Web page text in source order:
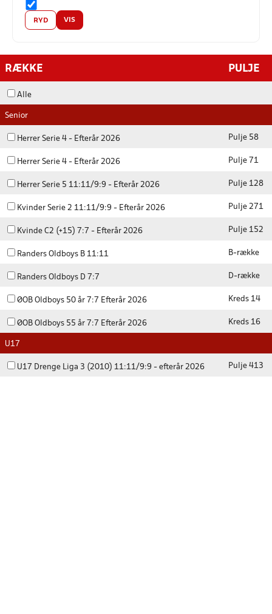
RYD VIS
RÆKKE PULJE
Alle
Senior
Herrer Serie 4 - Efterår 2026 Pulje 58
Herrer Serie 4 - Efterår 2026 Pulje 71
Herrer Serie 5 11:11/9:9 - Efterår 2026 Pulje 128
Kvinder Serie 2 11:11/9:9 - Efterår 2026 Pulje 271
Kvinde C2 (+15) 7:7 - Efterår 2026 Pulje 152
Randers Oldboys B 11:11 B-række
Randers Oldboys D 7:7 D-række
ØOB Oldboys 50 år 7:7 Efterår 2026 Kreds 14
ØOB Oldboys 55 år 7:7 Efterår 2026 Kreds 16
U17
U17 Drenge Liga 3 (2010) 11:11/9:9 - efterår 2026 Pulje 413